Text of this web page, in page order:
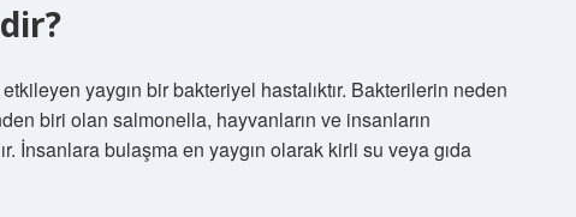
yaygın bir bakteriyel hastalıktır. Bakterilerin neden
biri olan salmonella, hayvanların ve insanların
İnsanlara bulaşma en yaygın olarak kirli su veya gıda